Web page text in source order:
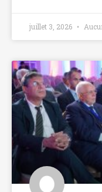
juillet 3, 2026